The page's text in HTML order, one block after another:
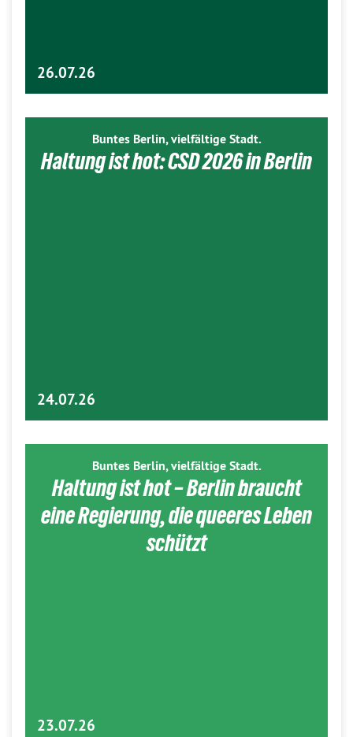
26.07.26
Buntes Berlin, vielfältige Stadt.
Haltung ist hot: CSD 2026 in Berlin
24.07.26
Buntes Berlin, vielfältige Stadt.
Haltung ist hot – Berlin braucht
eine Regierung, die queeres Leben
schützt
23.07.26